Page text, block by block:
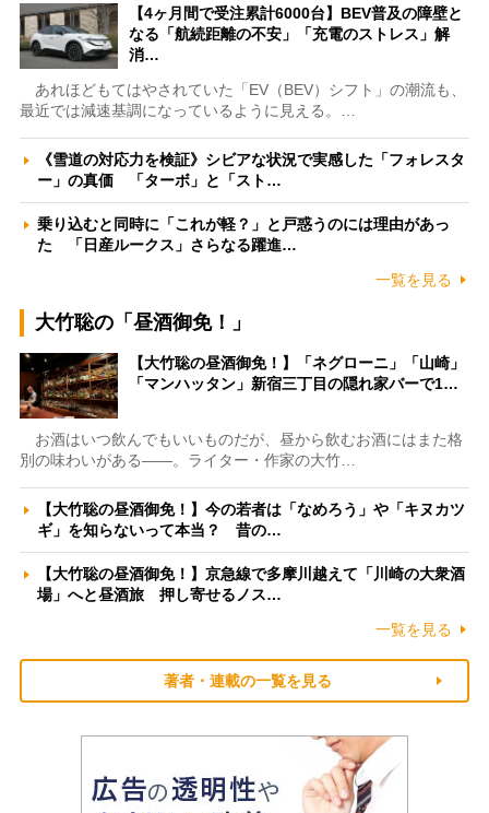
【4ヶ月間で受注累計6000台】BEV普及の障壁と
なる「航続距離の不安」「充電のストレス」解
消…
あれほどもてはやされていた「EV（BEV）シフト」の潮流も、
最近では減速基調になっているように見える。…
《雪道の対応力を検証》シビアな状況で実感した「フォレスタ
ー」の真価 「ターボ」と「スト…
乗り込むと同時に「これが軽？」と戸惑うのには理由があっ
た 「日産ルークス」さらなる躍進…
一覧を見る
大竹聡の「昼酒御免！」
【大竹聡の昼酒御免！】「ネグローニ」「山崎」
「マンハッタン」新宿三丁目の隠れ家バーで1…
お酒はいつ飲んでもいいものだが、昼から飲むお酒にはまた格
別の味わいがある――。ライター・作家の大竹…
【大竹聡の昼酒御免！】今の若者は「なめろう」や「キヌカツ
ギ」を知らないって本当？ 昔の…
【大竹聡の昼酒御免！】京急線で多摩川越えて「川崎の大衆酒
場」へと昼酒旅 押し寄せるノス…
一覧を見る
著者・連載の一覧を見る